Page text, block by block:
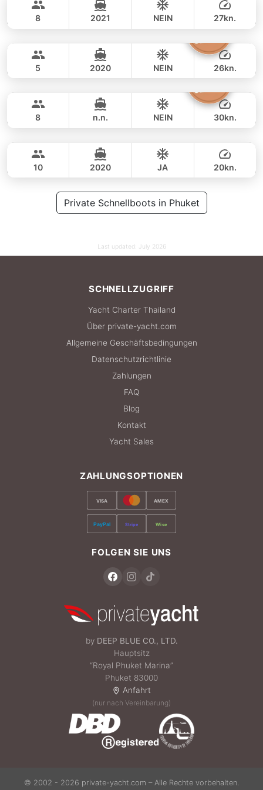
40,000 THB
SEA RAY 27FT
53,000 THB
40,000 THB
8 2021 NEIN 27kn.
CROWNLINE 26FT
46,000 THB
36,500 THB
5 2020 NEIN 26kn.
GULF CRAFT DUBAI 33FT
49,400 THB
8 n.n. NEIN 30kn.
AQUILA 36FT
71,000 THB
64,700 THB
10 2020 JA 20kn.
Private Schnellboots in Phuket
Last updated: July 2026
SCHNELLZUGRIFF
Yacht Charter Thailand
Über private-yacht.com
Allgemeine Geschäftsbedingungen
Datenschutzrichtlinie
Zahlungen
FAQ
Blog
Kontakt
Yacht Sales
ZAHLUNGSOPTIONEN
VISA AMEX
PayPal Stripe Wise
FOLGEN SIE UNS
by DEEP BLUE CO., LTD.
Hauptsitz
“Royal Phuket Marina”
Phuket 83000
Anfahrt
(nur nach Vereinbarung)
© 2002 - 2026 private-yacht.com – Alle Rechte vorbehalten.